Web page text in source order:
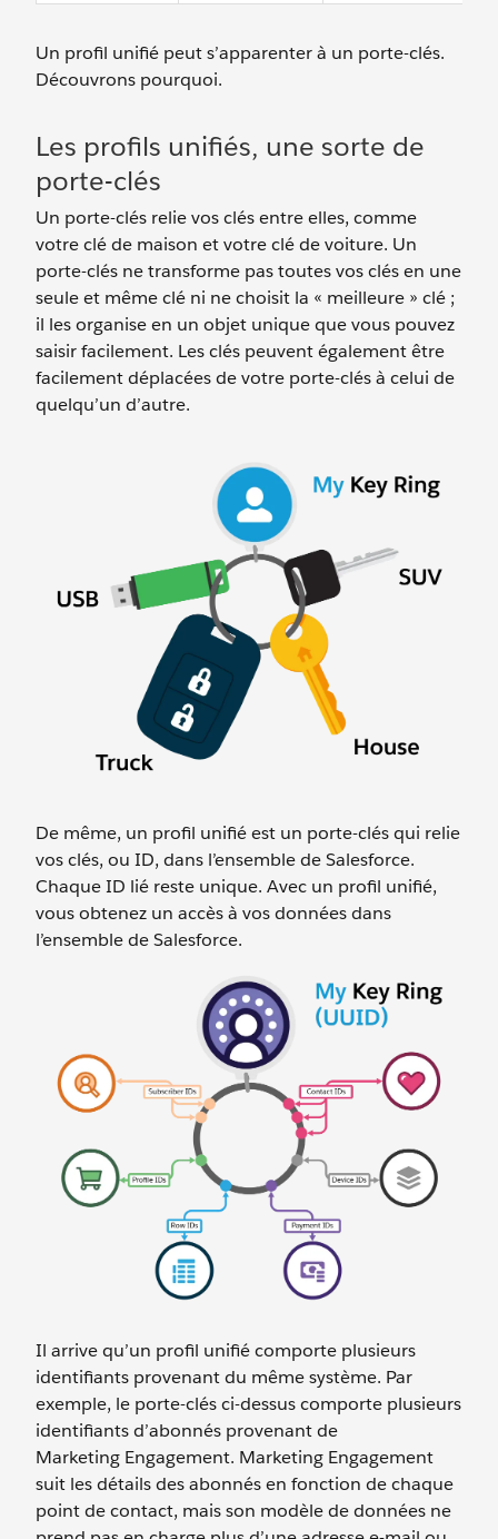
Un profil unifié peut s’apparenter à un porte-clés.
Découvrons pourquoi.
Les profils unifiés, une sorte de
porte-clés
Un porte-clés relie vos clés entre elles, comme
votre clé de maison et votre clé de voiture. Un
porte-clés ne transforme pas toutes vos clés en une
seule et même clé ni ne choisit la « meilleure » clé ;
il les organise en un objet unique que vous pouvez
saisir facilement. Les clés peuvent également être
facilement déplacées de votre porte-clés à celui de
quelqu’un d’autre.
De même, un profil unifié est un porte-clés qui relie
vos clés, ou ID, dans l’ensemble de Salesforce.
Chaque ID lié reste unique. Avec un profil unifié,
vous obtenez un accès à vos données dans
l’ensemble de Salesforce.
Il arrive qu’un profil unifié comporte plusieurs
identifiants provenant du même système. Par
exemple, le porte-clés ci-dessus comporte plusieurs
identifiants d’abonnés provenant de
Marketing Engagement. Marketing Engagement
suit les détails des abonnés en fonction de chaque
point de contact, mais son modèle de données ne